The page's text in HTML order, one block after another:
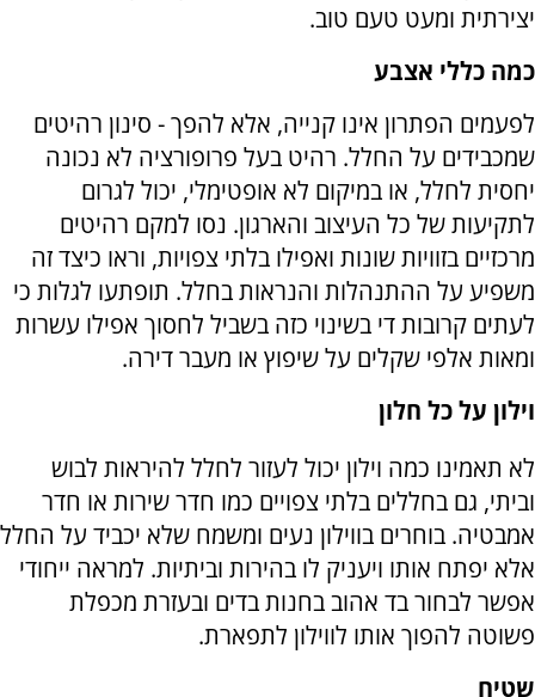
יצירתית ומעט טעם טוב.
כמה כללי אצבע
לפעמים הפתרון אינו קנייה, אלא להפך - סינון רהיטים
שמכבידים על החלל. רהיט בעל פרופורציה לא נכונה
יחסית לחלל, או במיקום לא אופטימלי, יכול לגרום
לתקיעות של כל העיצוב והארגון. נסו למקם רהיטים
מרכזיים בזוויות שונות ואפילו בלתי צפויות, וראו כיצד זה
משפיע על ההתנהלות והנראות בחלל. תופתעו לגלות כי
לעתים קרובות די בשינוי כזה בשביל לחסוך אפילו עשרות
ומאות אלפי שקלים על שיפוץ או מעבר דירה.
וילון על כל חלון
לא תאמינו כמה וילון יכול לעזור לחלל להיראות לבוש
וביתי, גם בחללים בלתי צפויים כמו חדר שירות או חדר
אמבטיה. בוחרים בווילון נעים ומשמח שלא יכביד על החלל
אלא יפתח אותו ויעניק לו בהירות וביתיות. למראה ייחודי
אפשר לבחור בד אהוב בחנות בדים ובעזרת מכפלת
פשוטה להפוך אותו לווילון לתפארת.
שטיח